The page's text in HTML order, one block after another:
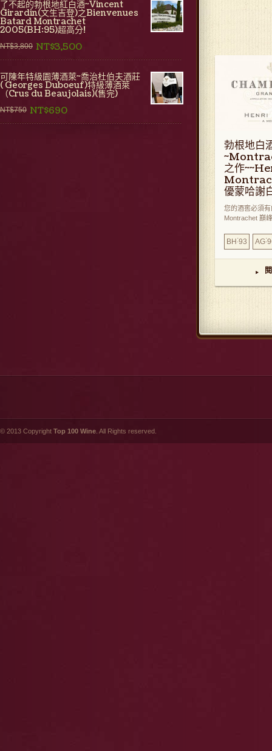
了不起的勃根地紅白酒~Vincent
Girardin(文生吉登)之Bienvenues
Batard Montrachet
2005(BH:95)超高分!
NT$3,800 NT$3,500
可陳年特級園薄酒萊~喬治杜伯夫酒莊
( Georges Duboeuf)特級薄酒萊
（Crus du Beaujolais)(售完)
NT$750 NT$690
勃根地白
之作
優蒙哈謝
您的酒窖必須
Montrachet 巔
BH:93 AG:
▸
© 2013 Copyright Top 100 Wine . All Rights reserved.